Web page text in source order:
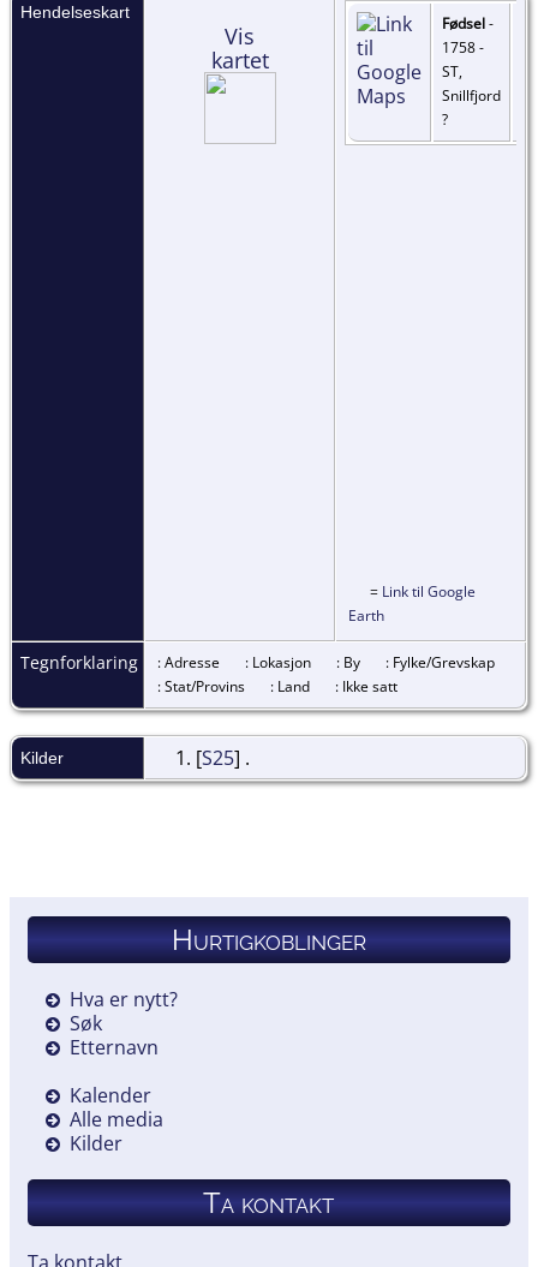
Hendelseskart
Vis
kartet
Fødsel-
1758 -
ST,
Snillfjord
?
= Link til Google
Earth
Tegnforklaring : Adresse : Lokasjon : By
: Fylke/Grevskap
: Stat/Provins
: Land : Ikke satt
Kilder [S25] .
Hurtigkoblinger
Hva er nytt?
Søk
Etternavn
Kalender
Alle media
Kilder
Ta kontakt
Ta kontakt